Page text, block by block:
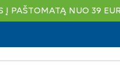
Į PAŠTOMATĄ NUO 39